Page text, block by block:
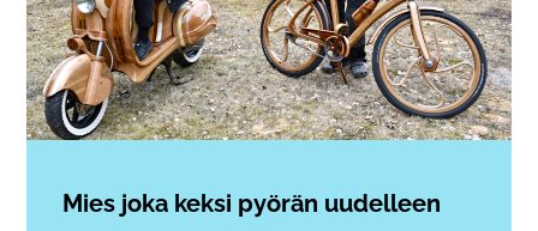
Mies joka keksi pyörän uudelleen